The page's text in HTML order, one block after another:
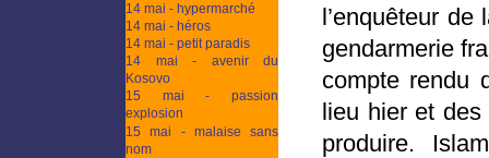
14 mai - hypermarché
14 mai - héros
14 mai - petit paradis
14 mai - avenir du
Kosovo
15 mai - passion
explosion
15 mai - malaise sans
nom
l’enquêteur
gendarmerie
compte rendu
lieu hier et des
produire.